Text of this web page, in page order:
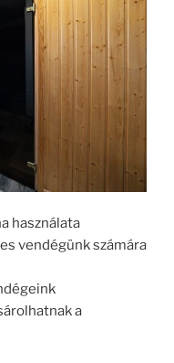
használata
vendégünk számára
a